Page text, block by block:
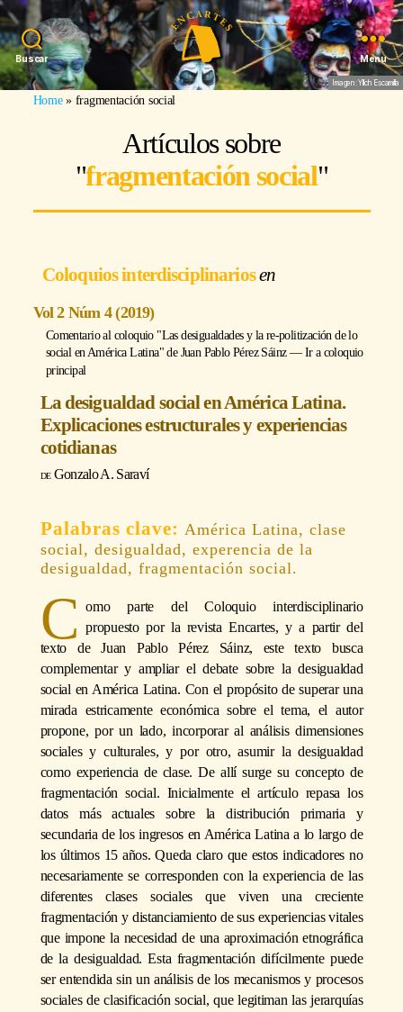
Buscar Menu
Imagen: Yllich Escamilla
Home» fragmentación social
Artículos sobre
"fragmentación social"
Coloquios interdisciplinarios
Vol 2 Núm 4 (2019)
Comentario al coloquio "Las desigualdades y la re-politización de lo
social en América Latina" deJuan Pablo Pérez Sáinz―Ir a coloquio
principal
La desigualdad social en América Latina.
Explicaciones estructurales y experiencias
cotidianas
Gonzalo A. Saraví
América Latina, clase
social, desigualdad, experencia de la
desigualdad, fragmentación social.
C
omo parte del Coloquio interdisciplinario
propuesto por la revista Encartes, y a partir del
texto de Juan Pablo Pérez Sáinz, este texto busca
complementar y ampliar el debate sobre la desigualdad
social en América Latina. Con el propósito de superar una
mirada estricamente económica sobre el tema, el autor
propone, por un lado, incorporar al análisis dimensiones
sociales y culturales, y por otro, asumir la desigualdad
como experiencia de clase. De allí surge su concepto de
fragmentación social. Inicialmente el artículo repasa los
datos más actuales sobre la distribución primaria y
secundaria de los ingresos en América Latina a lo largo de
los últimos 15 años. Queda claro que estos indicadores no
necesariamente se corresponden con la experiencia de las
diferentes clases sociales que viven una creciente
fragmentación y distanciamiento de sus experiencias vitales
que impone la necesidad de una aproximación etnográfica
de la desigualdad. Esta fragmentación difícilmente puede
ser entendida sin un análisis de los mecanismos y procesos
sociales de clasificación social, que legitiman las jerarquías